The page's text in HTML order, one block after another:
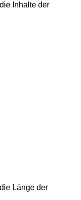
Inhalte der
Länge der